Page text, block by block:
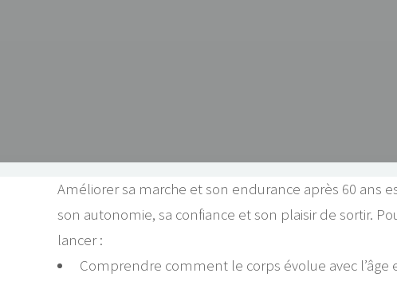
Améliorer sa marche et son endurance après 60 ans
son autonomie, sa confiance et son plaisir de sortir.
lancer :
Comprendre comment le corps évolue avec